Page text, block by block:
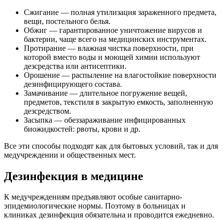
Сжигание — полная утилизация зараженного предмета,
вещи, постельного белья.
Обжиг — гарантированное уничтожение вирусов и
бактерии, чаще всего на медицинских инструментах.
Протирание — влажная чистка поверхности, при
которой вместо воды и моющей химии используют
дезсредства или антисептики.
Орошение — распыление на влагостойкие поверхности
дезинфицирующего состава.
Замачивание — длительное погружение вещей,
предметов, текстиля в закрытую емкость, заполненную
дезсредством.
Засыпка — обеззараживание инфицированных
биожидкостей: рвоты, крови и др.
Все эти способы подходят как для бытовых условий, так и для
медучреждении и общественных мест.
Дезинфекция в медицине
К медучреждениям предъявляют особые санитарно-
эпидемиологические нормы. Поэтому в больницах и
клиниках дезинфекция обязательна и проводится ежедневно.